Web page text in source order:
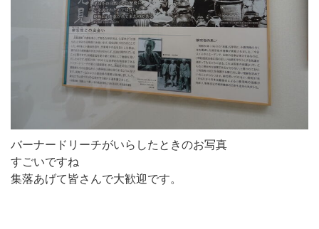
バーナードリーチがいらしたときのお写真
すごいですね
集落あげて皆さんで大歓迎です。